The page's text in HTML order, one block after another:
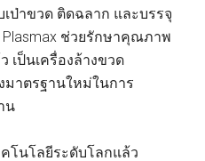
ป่าขวด ติดฉลาก และบรรจุ
ช่วยรักษาคุณภาพ
เป็นเครื่องล้างขวด
มาตรฐานใหม่ในการ
น
โนโลยีระดับโลกแล้ว